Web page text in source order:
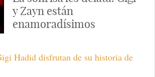
y Zayn están
enamoradísimos
Hadid disfrutan de su historia de